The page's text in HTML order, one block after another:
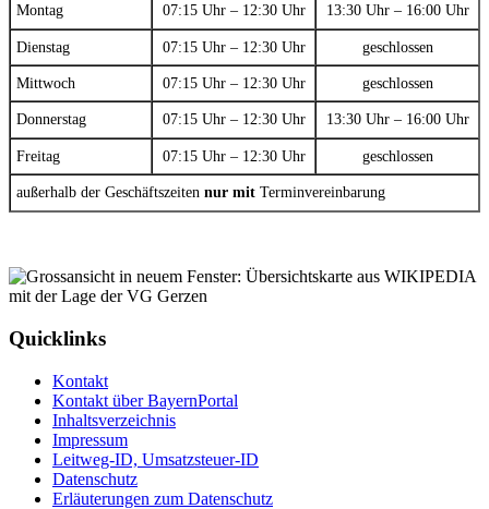
Montag 07:15 Uhr – 12:30 Uhr 13:30 Uhr – 16:00 Uhr
Dienstag 07:15 Uhr – 12:30 Uhr geschlossen
Mittwoch 07:15 Uhr – 12:30 Uhr geschlossen
Donnerstag 07:15 Uhr – 12:30 Uhr 13:30 Uhr – 16:00 Uhr
Freitag 07:15 Uhr – 12:30 Uhr geschlossen
außerhalb der Geschäftszeiten nur mit Terminvereinbarung
Quicklinks
Kontakt
Kontakt über BayernPortal
Inhaltsverzeichnis
Impressum
Leitweg-ID, Umsatzsteuer-ID
Datenschutz
Erläuterungen zum Datenschutz